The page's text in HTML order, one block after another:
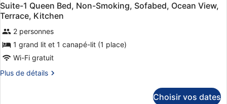
Suite-1 Queen Bed, Non-Smoking, Sofabed, Ocean View,
Terrace, Kitchen
2 personnes
1 grand lit et 1 canapé-lit (1 place)
Wi-Fi gratuit
Plus de détails
Plus
Choisir vos dates